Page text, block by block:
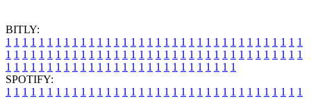
BITLY:
1 1 1 1 1 1 1 1 1 1 1 1 1 1 1 1 1 1 1 1 1 1 1 1 1 1 1 1 1 1 1 1 1 1 1 1
1 1 1 1 1 1 1 1 1 1 1 1 1 1 1 1 1 1 1 1 1 1 1 1 1 1 1 1 1 1 1 1 1 1 1 1
1 1 1 1 1 1 1 1 1 1 1 1 1 1 1 1 1 1 1 1 1 1 1 1 1 1 1 1
SPOTIFY:
1 1 1 1 1 1 1 1 1 1 1 1 1 1 1 1 1 1 1 1 1 1 1 1 1 1 1 1 1 1 1 1 1 1 1 1